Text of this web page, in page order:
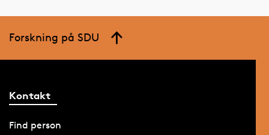
Forskning på SDU
Kontakt
Find person